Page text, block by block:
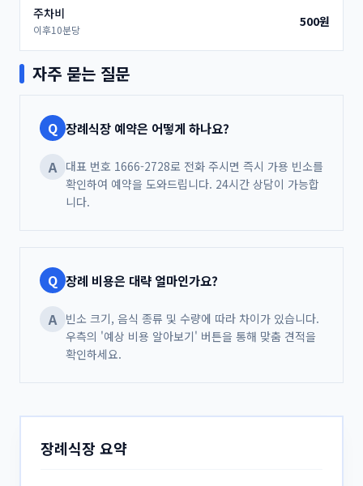
주차비
이후10분당
500원
자주 묻는 질문
Q 장례식장 예약은 어떻게 하나요?
A
니다.
Q 장례 비용은 대략 얼마인가요?
A
확인하세요.
장례식장 요약